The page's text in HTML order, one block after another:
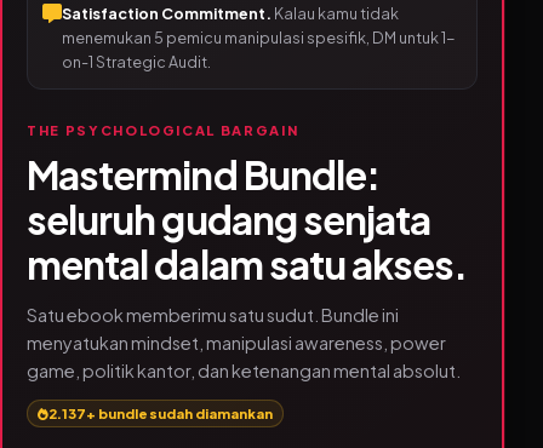
Satisfaction Commitment. Kalau kamu tidak
menemukan 5 pemicu manipulasi spesifik, DM untuk 1-
on-1 Strategic Audit.
THE PSYCHOLOGICAL BARGAIN
Mastermind Bundle:
seluruh gudang senjata
mental dalam satu akses.
Satu ebook memberimu satu sudut. Bundle ini
menyatukan mindset, manipulasi awareness, power
game, politik kantor, dan ketenangan mental absolut.
2.137+ bundle sudah diamankan